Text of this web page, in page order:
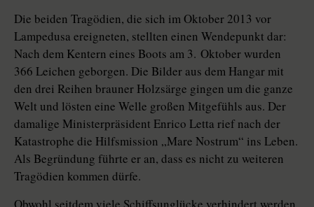
Die beiden Tragödien, die sich im Oktober 2013 vor
Lampedusa ereigneten, stellten einen Wendepunkt dar:
Nach dem Kentern eines Boots am 3. Oktober wurden
366 Leichen geborgen. Die Bilder aus dem Hangar mit
den drei Reihen brauner Holzsärge gingen um die ganze
Welt und lösten eine Welle großen Mitgefühls aus. Der
damalige Ministerpräsident Enrico Letta rief nach der
Katastrophe die Hilfsmission „Mare Nostrum“ ins Leben.
Als Begründung führte er an, dass es nicht zu weiteren
Tragödien kommen dürfe.